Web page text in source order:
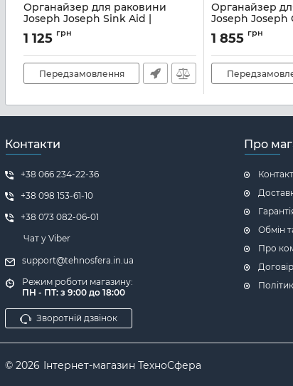
Органайзер для раковини
Joseph Joseph Sink Aid |
19.5x13.5x11 см | сірий (85024)
Артикул:
1 125 грн
Передзамовлення
Органайзер
Joseph Joseph
см | сірий
Артикул:
1 855 грн
Контакти
+38 066 234-22-36
+38 098 153-61-10
+38 073 082-06-01
Чат у Viber
support@tehnosfera.in.ua
Режим роботи магазину:
ПН - ПТ: з 9:00 до 18:00
Зворотній дзвінок
Про
Обмін
Про
© 2026 Інтернет-магазин ТехноСфера